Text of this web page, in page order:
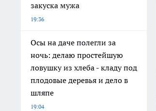
закуска мужа
19:36
Осы на даче полегли за
ночь: делаю простейшую
ловушку из хлеба - кладу под
плодовые деревья и дело в
шляпе
19:04